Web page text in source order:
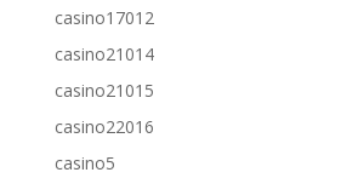
casino17012
casino21014
casino21015
casino22016
casino5